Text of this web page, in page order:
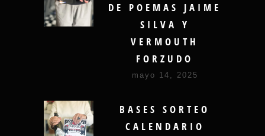
DE POEMAS JAIME
SILVA Y
VERMOUTH
FORZUDO
mayo 14, 2025
BASES SORTEO
CALENDARIO